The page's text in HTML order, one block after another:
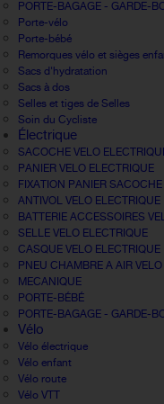
PORTE-BAGAGE - GARDE-
Porte-vélo
Porte-bébé
Remorques vélo et sièges
Sacs d'hydratation
Sacs à dos
Selles et tiges de Selles
Soin du Cycliste
Électrique
SACOCHE VELO
PANIER VELO ELECTRIQUE
FIXATION PANIER SACOCHE
ANTIVOL VELO ELECTRIQUE
BATTERIE ACCESSOIRES
SELLE VELO ELECTRIQUE
CASQUE VELO ELECTRIQUE
PNEU CHAMBRE A AIR
MECANIQUE
PORTE-BÉBÉ
PORTE-BAGAGE - GARDE-
Vélo
Vélo électrique
Vélo enfant
Vélo route
Vélo VTT